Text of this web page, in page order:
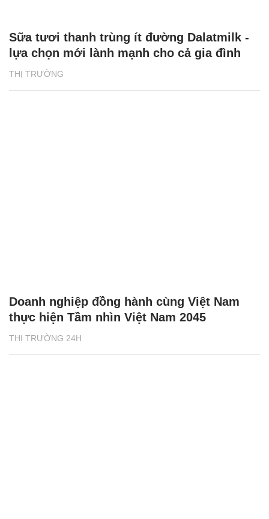
THỊ TRƯỜNG
Sữa tươi thanh trùng ít đường Dalatmilk -
lựa chọn mới lành mạnh cho cả gia đình
THỊ TRƯỜNG 24H
Doanh nghiệp đồng hành cùng Việt Nam
thực hiện Tầm nhìn Việt Nam 2045